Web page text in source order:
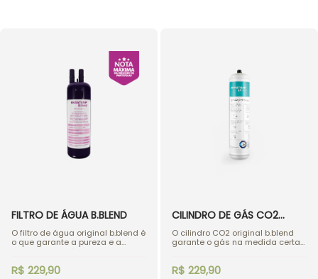
FILTRO DE ÁGUA B.BLEND
O filtro de água original b.blend é
o que garante a pureza e a
máquina. Recomendamos a
R$ 229,90
CILINDRO DE GÁS CO2
B.BLEND
O cilindro CO2 original b.blend
garante o gás na medida certa
italianas. Desenvolvido
R$ 229,90